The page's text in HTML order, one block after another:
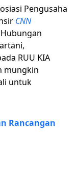
Pengusaha
CNN
RUU KIA
mungkin
untuk
Rancangan